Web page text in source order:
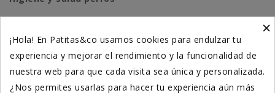
Suplementación natural
Otros
×
¡Hola! En Patitas&co usamos cookies para endulzar tu
experiencia y mejorar el rendimiento y la funcionalidad de
nuestra web para que cada visita sea única y personalizada.
¿Nos permites usarlas para hacer tu experiencia aún más